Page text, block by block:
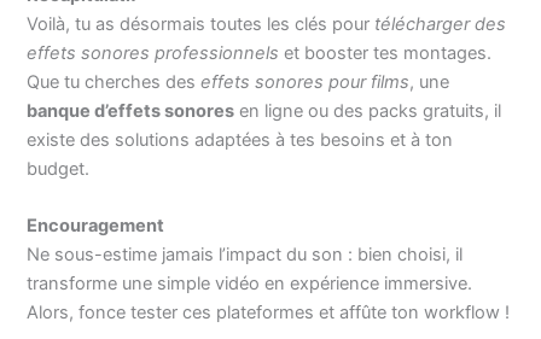
Voilà, tu as désormais toutes les clés pour télécharger des
effets sonores professionnels et booster tes montages.
Que tu cherches deseffets sonores pour films, une
banque d’effets sonores en ligne ou des packs gratuits, il
existe des solutions adaptées à tes besoins et à ton
budget.
Encouragement
Ne sous-estime jamais l’impact du son : bien choisi, il
transforme une simple vidéo en expérience immersive.
Alors, fonce tester ces plateformes et affûte ton workflow !